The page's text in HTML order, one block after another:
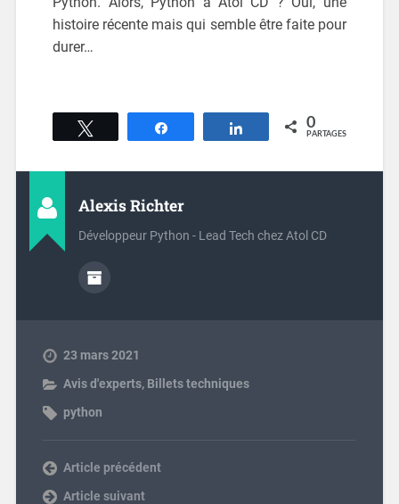
histoire récente mais qui semble être faite pour
durer…
Partagez 0
PARTAGES
Alexis Richter
Développeur Python - Lead Tech chez Atol CD
23 mars 2021
Avis d'experts, Billets techniques
python
Previous post
Next post